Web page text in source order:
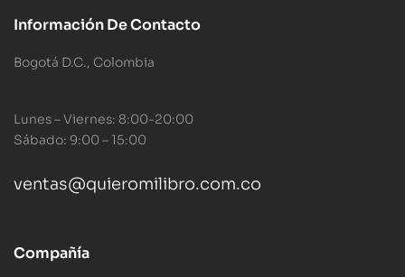
Información De Contacto
Bogotá D.C., Colombia
Lunes – Viernes: 8:00-20:00
Sábado: 9:00 – 15:00
ventas@quieromilibro.com.co
Compañía